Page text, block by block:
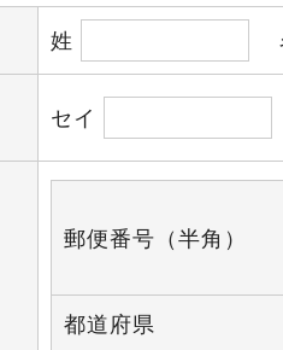
姓
セイ
郵便番号（半角）
都道府県